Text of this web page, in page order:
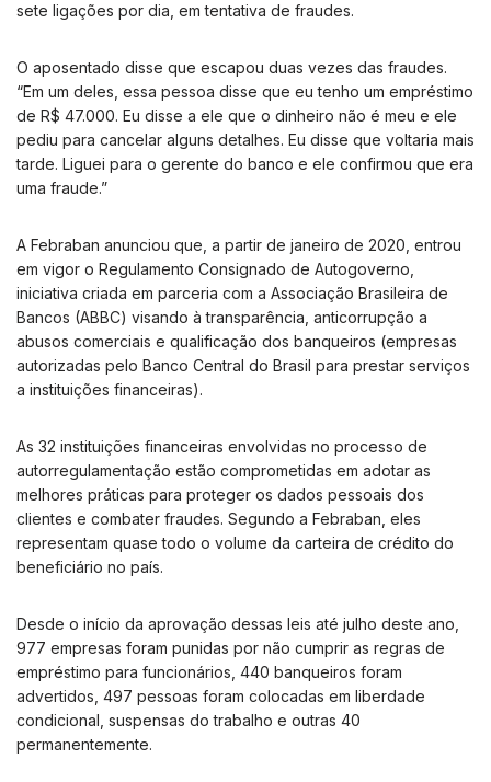
sete ligações por dia, em tentativa de fraudes.
O aposentado disse que escapou duas vezes das fraudes.
“Em um deles, essa pessoa disse que eu tenho um empréstimo
de R$ 47.000. Eu disse a ele que o dinheiro não é meu e ele
pediu para cancelar alguns detalhes. Eu disse que voltaria mais
tarde. Liguei para o gerente do banco e ele confirmou que era
uma fraude.”
A Febraban anunciou que, a partir de janeiro de 2020, entrou
em vigor o Regulamento Consignado de Autogoverno,
iniciativa criada em parceria com a Associação Brasileira de
Bancos (ABBC) visando à transparência, anticorrupção a
abusos comerciais e qualificação dos banqueiros (empresas
autorizadas pelo Banco Central do Brasil para prestar serviços
a instituições financeiras).
As 32 instituições financeiras envolvidas no processo de
autorregulamentação estão comprometidas em adotar as
melhores práticas para proteger os dados pessoais dos
clientes e combater fraudes. Segundo a Febraban, eles
representam quase todo o volume da carteira de crédito do
beneficiário no país.
Desde o início da aprovação dessas leis até julho deste ano,
977 empresas foram punidas por não cumprir as regras de
empréstimo para funcionários, 440 banqueiros foram
advertidos, 497 pessoas foram colocadas em liberdade
condicional, suspensas do trabalho e outras 40
permanentemente.